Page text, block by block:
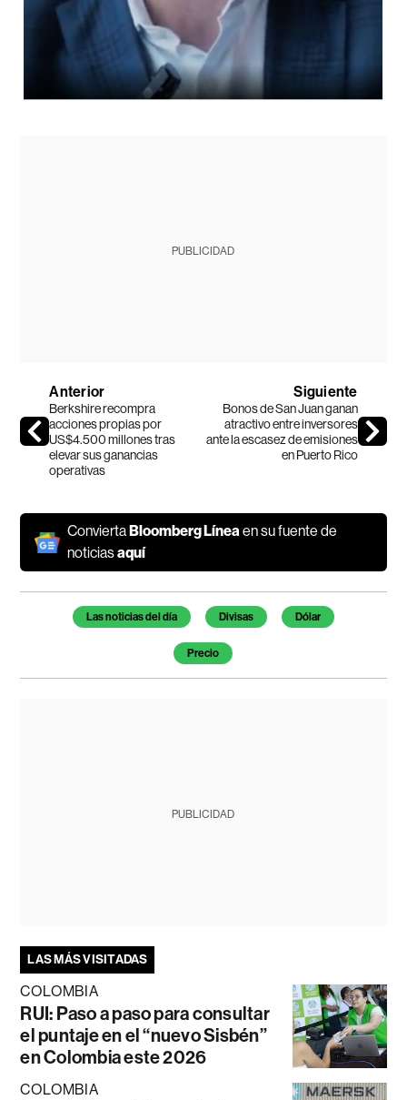
PUBLICIDAD
Anterior
Berkshire recompra
acciones propias por
US$4.500 millones tras
elevar sus ganancias
operativas
Siguiente
Bonos de San Juan ganan
atractivo entre inversores
ante la escasez de emisiones
en Puerto Rico
Convierta Bloomberg Líneaen su fuente de
noticiasaquí
Temas de este artículo
Las noticias del día Divisas Dólar
Precio
PUBLICIDAD
LAS MÁS VISITADAS
COLOMBIA
RUI: Paso a paso para consultar
el puntaje en el “nuevo Sisbén”
en Colombia este 2026
COLOMBIA